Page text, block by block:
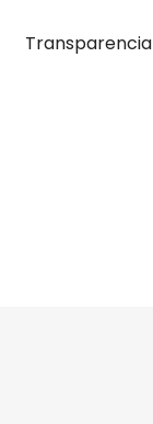
Transparencia